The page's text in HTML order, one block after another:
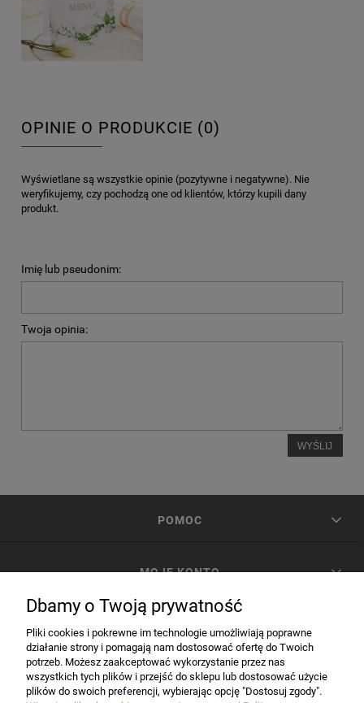
OPINIE O PRODUKCIE (0)
Wyświetlane są wszystkie opinie (pozytywne i negatywne). Nie
weryfikujemy, czy pochodzą one od klientów, którzy kupili dany
produkt.
Imię lub pseudonim:
Twoja opinia:
WYŚLIJ
POMOC
MOJE KONTO
INFORMACJE
Dbamy o Twoją prywatność
Pliki cookies i pokrewne im technologie umożliwiają poprawne
działanie strony i pomagają nam dostosować ofertę do Twoich
potrzeb. Możesz zaakceptować wykorzystanie przez nas
wszystkich tych plików i przejść do sklepu lub dostosować użycie
plików do swoich preferencji, wybierając opcję "Dostosuj zgody".